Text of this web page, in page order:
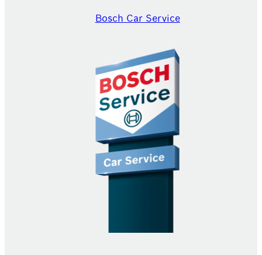
Bosch Car Service